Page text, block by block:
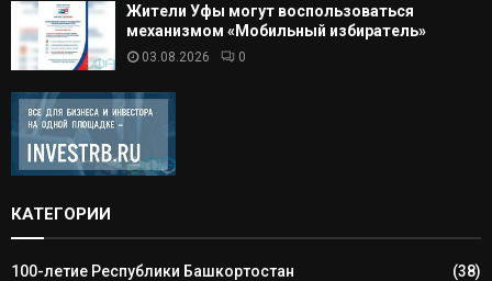
Жители Уфы могут воспользоваться
механизмом «Мобильный избиратель»
03.08.2026 0
КАТЕГОРИИ
100-летие Республики Башкортостан
(38)